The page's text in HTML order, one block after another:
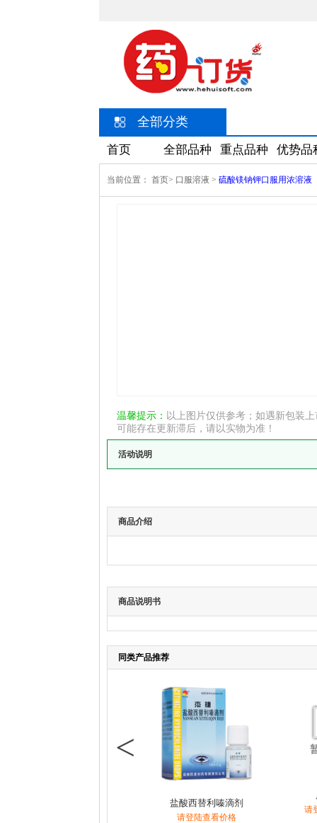
全部分类
首页 全部品种 重点品种 优势品
当前位置： 首页> 口服溶液 > 硫酸镁钠钾口服用浓溶液
温馨提示： 以上图片仅供参考；如遇新包装上
可能存在更新滞后，请以实物为准！
活动说明
商品介绍
商品说明书
同类产品推荐
<
盐酸西替利嗪滴剂
请登陆查看价格
请